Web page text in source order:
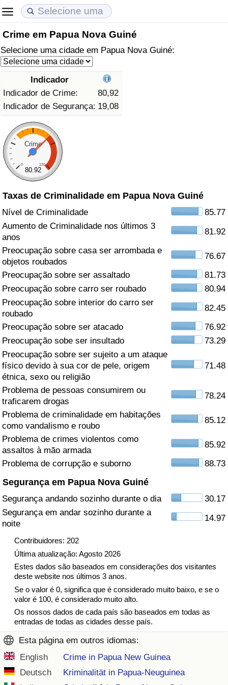
Crime em Papua Nova Guiné
Selecione uma cidade em Papua Nova Guiné:
Indicador
Indicador de Crime:
80,92
Indicador de Segurança: 19,08
Crime
0 120
80.92
Taxas de Criminalidade em Papua Nova Guiné
Nível de Criminalidade
85.77
Aumento de Criminalidade nos últimos 3
anos
81.92
Preocupação sobre casa ser arrombada e
objetos roubados
76.67
Preocupação sobre ser assaltado
81.73
Preocupação sobre carro ser roubado
80.94
Preocupação sobre interior do carro ser
roubado
82.45
Preocupação sobre ser atacado
76.92
Preocupação sobe ser insultado
73.29
Preocupação sobre ser sujeito a um ataque
físico devido à sua cor de pele, origem
étnica, sexo ou religião
71.48
Problema de pessoas consumirem ou
traficarem drogas
78.24
Problema de criminalidade em habitações
como vandalismo e roubo
85.12
Problema de crimes violentos como
assaltos à mão armada
85.92
Problema de corrupção e suborno
88.73
Segurança em Papua Nova Guiné
Segurança andando sozinho durante o dia
30.17
Segurança em andar sozinho durante a
noite
14.97
Contribuidores: 202
Última atualização: Agosto 2026
Estes dados são baseados em considerações dos visitantes
deste website nos últimos 3 anos.
Se o valor é 0, significa que é considerado muito baixo, e se o
valor é 100, é considerado muito alto.
Os nossos dados de cada país são baseados em todas as
entradas de todas as cidades desse país.
Esta página em outros idiomas:
English
Crime in Papua New Guinea
Deutsch
Kriminalität in Papua-Neuguinea
Custo de Vida
Indicador de Custo de Vida (Atual)
Indicador de Custo de Vida
Indicador de Custo de Vida Por País
em Aqaba
Preços de Imóveis
Indicador de Preços de Imóveis (Atual)
Indicador de Preços de Imóveis
Indicador de Preços de Imóveis por País
Qualidade de Vida
Indicador de Qualidade de Vida
Indicador de Qualidade de Vida (Atual)
Índice de qualidade de vida por país
Crime
Taxa do Indicador de Crime (Atual)
Indicador de Crime
Índice de criminalidade por país
Saúde
Indicador de Saúde (Atual)
Indicador de Saúde
Indicador de Saúde por País
Poluição
Indicador de Poluição (Atual)
Índice de poluição
Indicador de Poluição por País
Trânsito
Indicador de Trânsito
Indicador de Trânsito (Atual)